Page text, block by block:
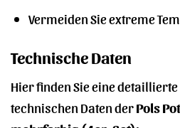
Vermeiden Sie extreme
Technische Daten
Hier finden Sie eine
technischen Daten derPols